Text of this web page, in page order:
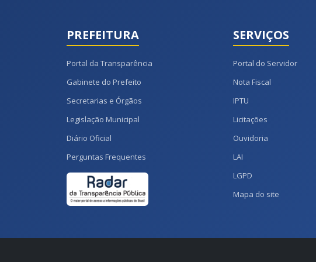
PREFEITURA
Portal da Transparência
Gabinete do Prefeito
Secretarias e Órgãos
Legislação Municipal
Diário Oficial
Perguntas Frequentes
SERVIÇOS
Portal do Servidor
Nota Fiscal
IPTU
Licitações
Ouvidoria
LAI
LGPD
Mapa do site